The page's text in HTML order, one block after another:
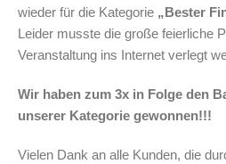
wieder für die Kategorie „Bester
Leider musste die große feierliche
Veranstaltung ins Internet verlegt
Wir haben zum 3x in Folge den
unserer Kategorie gewonnen!!!
Vielen Dank an alle Kunden, die